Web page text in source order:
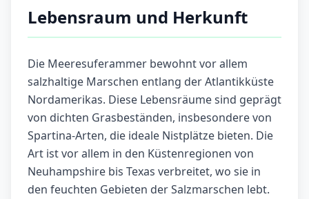
Lebensraum und Herkunft
Die Meeresuferammer bewohnt vor allem
salzhaltige Marschen entlang der Atlantikküste
Nordamerikas. Diese Lebensräume sind geprägt
von dichten Grasbeständen, insbesondere von
Spartina-Arten, die ideale Nistplätze bieten. Die
Art ist vor allem in den Küstenregionen von
Neuhampshire bis Texas verbreitet, wo sie in
den feuchten Gebieten der Salzmarschen lebt.